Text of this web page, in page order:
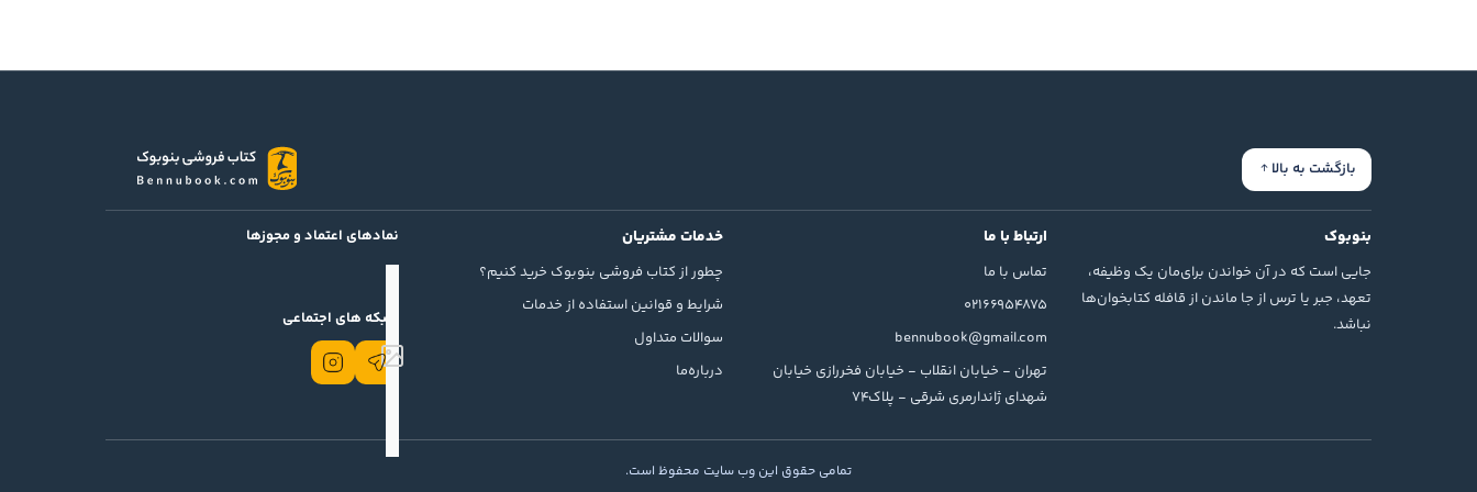
بازگشت به بالا
بنوبوک
جایی است که در آن خواندن برای‌مان یک وظیفه،
تعهد، جبر یا ترس از جا ماندن از قافله کتابخوان‌ها
نباشد.
ارتباط با ما
تماس با ما
02166954875
bennubook@gmail.com
تهران - خیابان انقلاب - خیابان فخررازی خیابان
شهدای ژاندارمری شرقی - پلاک74
خدمات مشتریان
چطور از کتاب فروشی بنوبوک خرید کنیم؟
شرایط و قوانین استفاده از خدمات
سوالات متداول
درباره‌ما
نمادهای اعتماد و مجوزها
شبکه های اجتماعی
تمامی حقوق این وب سایت محفوظ است.